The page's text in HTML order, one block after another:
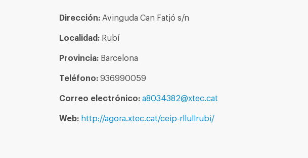
Dirección: Avinguda Can Fatjó s/n
Localidad: Rubí
Provincia: Barcelona
Teléfono: 936990059
Correo electrónico: a8034382@xtec.cat
Web: http://agora.xtec.cat/ceip-rllullrubi/